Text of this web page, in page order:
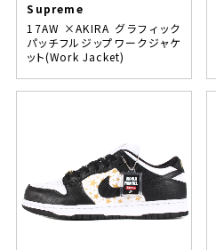
Supreme
17AW ×AKIRA グラフィック
パッチフルジップワークジャケ
ット(Work Jacket)